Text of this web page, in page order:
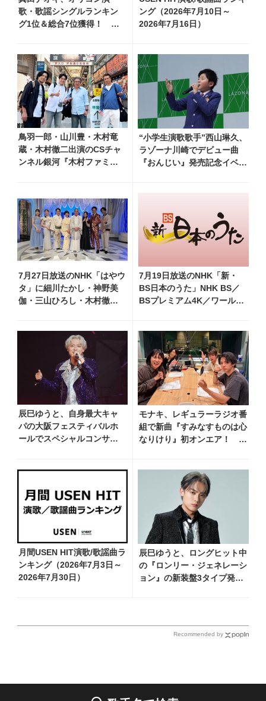
歌・歌謡シングルランキン
グ1位＆総合7位獲得！ 夏
ング（2026年7月10日～
2026年7月16日）
鳥羽一郎・山川豊・木村竜
蔵・木村徹二出演のCSチャ
ンネル銀河『木村ファミリ
（土）放送回の収録の模様
を密着レポート！
“小学生演歌歌手”西山琳久、
ラゾーナ川崎でデビュー曲
『おんじい』発売記念イベン
7月27日放送のNHK「はやウ
タ」に細川たかし・神野美
伽・三山ひろし・木村徹
7月19日放送のNHK「新・
BS日本のうた」NHK BS／
BSプレミアム4K／ワール
し、福田こうへい 他登場、
曲目や見どころをお届け
辰巳ゆうと、自身最大キャ
パの大阪フェスティバルホ
ールでスペシャルコンサー
公演が決定
モナキ、レギュラーラジオ番
組で新曲『すみなすものは心
なりけり』初オンエア！
月間USEN HIT演歌/歌謡曲ラ
ンキング（2026年7月3日～
2026年7月30日）
辰巳ゆうと、ロングヒット中
の『ロンリー・ジェネレーシ
ョン』の新装盤3タイプ発売
Recommended by